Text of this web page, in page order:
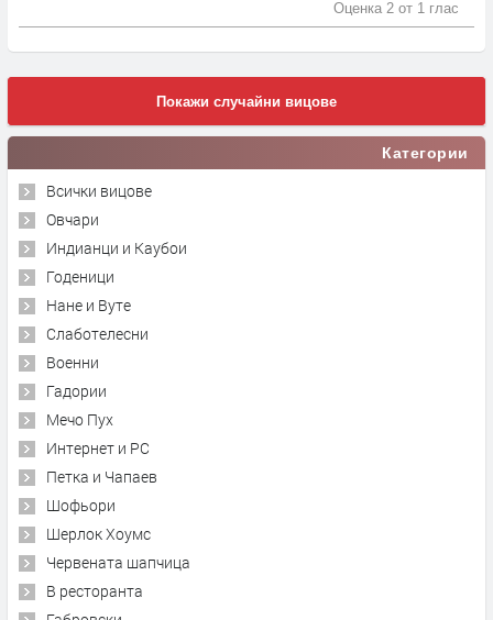
Оценка 2 от 1 глас
Покажи случайни вицове
Категории
Всички вицове
Овчари
Индианци и Каубои
Годеници
Нане и Вуте
Слаботелесни
Военни
Гадории
Мечо Пух
Интернет и PC
Петка и Чапаев
Шофьори
Шерлок Хоумс
Червената шапчица
В ресторанта